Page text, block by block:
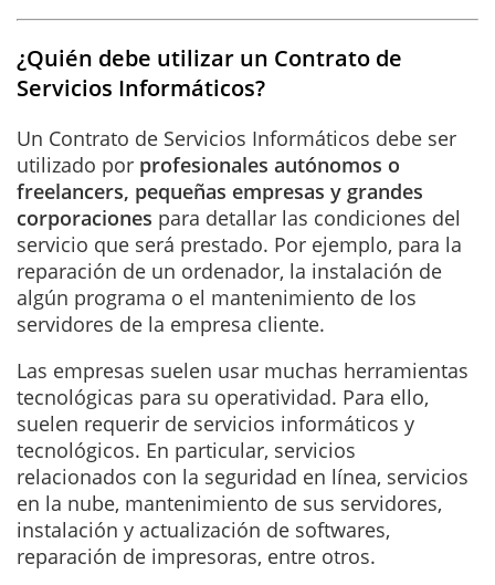
¿Quién debe utilizar un Contrato de
Servicios Informáticos?
Un Contrato de Servicios Informáticos debe ser
utilizado por profesionales autónomos o
freelancers, pequeñas empresas y grandes
corporaciones para detallar las condiciones del
servicio que será prestado. Por ejemplo, para la
reparación de un ordenador, la instalación de
algún programa o el mantenimiento de los
servidores de la empresa cliente.
Las empresas suelen usar muchas herramientas
tecnológicas para su operatividad. Para ello,
suelen requerir de servicios informáticos y
tecnológicos. En particular, servicios
relacionados con la seguridad en línea, servicios
en la nube, mantenimiento de sus servidores,
instalación y actualización de softwares,
reparación de impresoras, entre otros.